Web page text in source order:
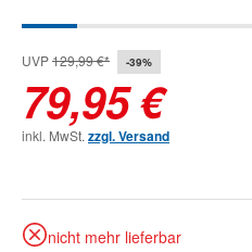
UVP129,99 €* -39%
79,95 €
inkl. MwSt. zzgl. Versand
nicht mehr lieferbar